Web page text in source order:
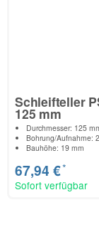
Schleifteller
125 mm
Durchmesser: 125
Bohrung/Aufnahme:
Bauhöhe: 19 mm
67,94 €*
Sofort verfügbar